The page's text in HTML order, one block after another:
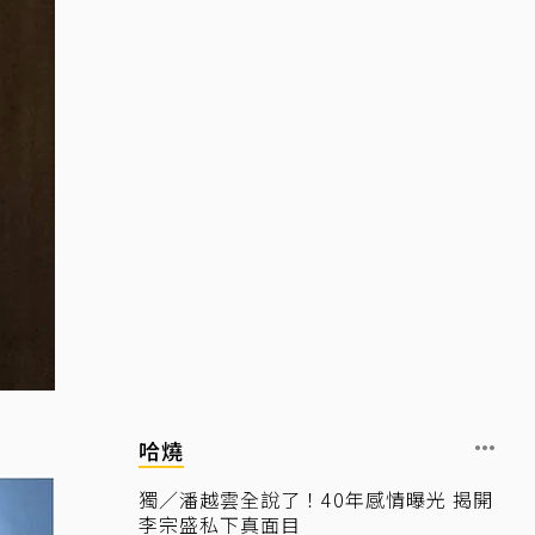
哈燒
獨／潘越雲全說了！40年感情曝光 揭開
李宗盛私下真面目